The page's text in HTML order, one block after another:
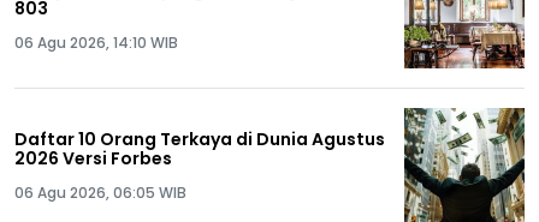
803
06 Agu 2026, 14:10 WIB
Daftar 10 Orang Terkaya di Dunia Agustus
2026 Versi Forbes
06 Agu 2026, 06:05 WIB